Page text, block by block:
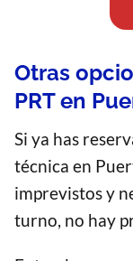
Otras
PRT en
Si ya has
técnica en
imprevistos y
turno, no hay